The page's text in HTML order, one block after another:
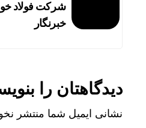
شرکت فولاد
خبرنگار
دیدگاهتان را
نشانی ایمیل شما منتشر